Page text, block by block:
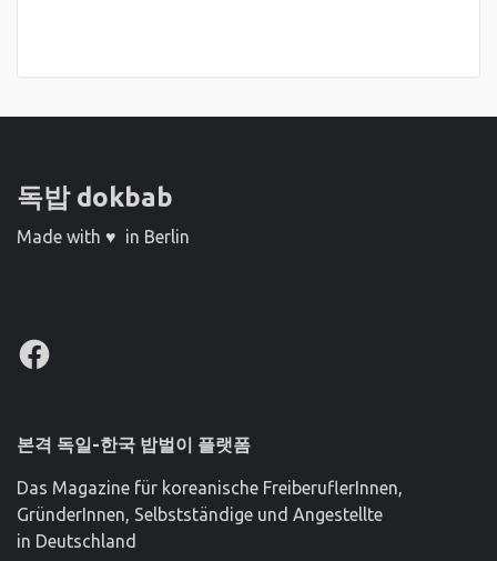
독밥 dokbab
Made with ♥ in Berlin
Facebook
본격 독일-한국 밥벌이 플랫폼
Das Magazine für koreanische FreiberuflerInnen,
GründerInnen, Selbstständige und Angestellte
in Deutschland